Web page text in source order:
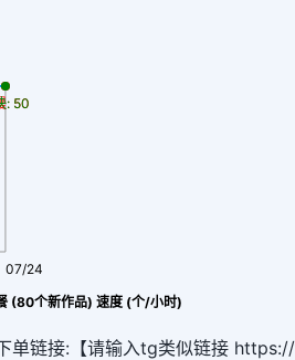
(80个新作品) 速度 (个/小时)
07/24
: 50
: 50
单链接:【请输入tg类似链接 https://